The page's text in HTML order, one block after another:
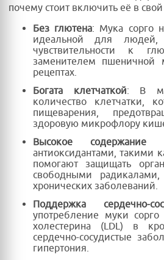
почему стоит включить её в
Без глютена: Мука сорго
идеальной для
чувствительности к
заменителем пшеничной
рецептах.
Богата клетчаткой: В
количество клетчатки,
пищеварения,
здоровую микрофлору
Высокое содержание
антиоксидантами, такими
помогают защищать
свободными
хронических заболеваний.
Поддержка сердечно-
употребление муки
холестерина (LDL) в
сердечно-сосудистые
гипертония.